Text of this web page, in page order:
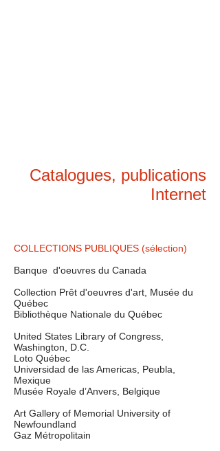
Catalogues, publications
Internet
COLLECTIONS PUBLIQUES (sélection)
Banque d'oeuvres du Canada
Collection Prêt d'oeuvres d'art, Musée du
Québec
Bibliothèque Nationale du Québec
United States Library of Congress,
Washington, D.C.
Loto Québec
Universidad de las Americas, Peubla,
Mexique
Musée Royale d’Anvers, Belgique
Art Gallery of Memorial University of
Newfoundland
Gaz Métropolitain